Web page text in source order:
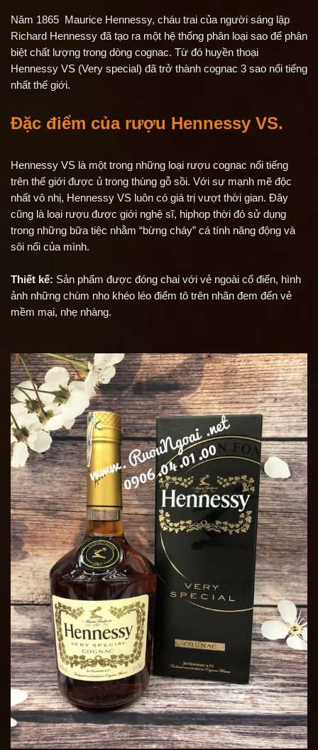
Năm 1865 Maurice Hennessy, cháu trai của người sáng lập
Richard Hennessy đã tạo ra một hệ thống phân loại sao để phân
biệt chất lượng trong dòng cognac. Từ đó huyền thoại
Hennessy VS (Very special) đã trở thành cognac 3 sao nổi tiếng
nhất thế giới.
Đặc điểm của rượu Hennessy VS.
Hennessy VS là một trong những loại rượu cognac nổi tiếng
trên thế giới được ủ trong thùng gỗ sồi. Với sự mạnh mẽ độc
nhất vô nhị, Hennessy VS luôn có giá trị vượt thời gian. Đây
cũng là loại rượu được giới nghệ sĩ, hiphop thời đó sử dụng
trong những bữa tiệc nhằm “bừng cháy” cá tính năng động và
sôi nổi của mình.
Thiết kế: Sản phẩm được đóng chai với vẻ ngoài cổ điển, hình
ảnh những chùm nho khéo léo điểm tô trên nhãn đem đến vẻ
mềm mại, nhẹ nhàng.